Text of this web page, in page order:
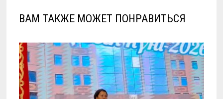
ВАМ ТАКЖЕ МОЖЕТ ПОНРАВИТЬСЯ